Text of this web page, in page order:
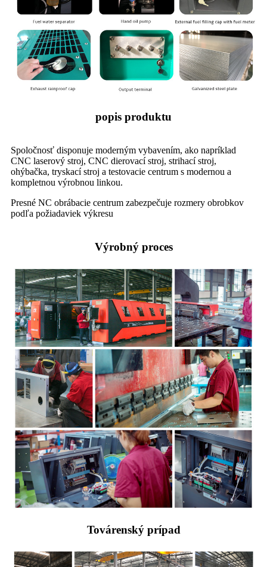
popis produktu
Spoločnosť disponuje moderným vybavením, ako napríklad
CNC laserový stroj, CNC dierovací stroj, strihací stroj,
ohýbačka, tryskací stroj a testovacie centrum s modernou a
kompletnou výrobnou linkou.
Presné NC obrábacie centrum zabezpečuje rozmery obrobkov
podľa požiadaviek výkresu
Výrobný proces
Továrenský prípad